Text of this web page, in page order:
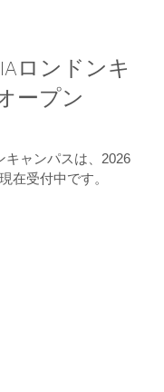
ロンドンキ
ープン
キャンパスは、2026
在受付中です。